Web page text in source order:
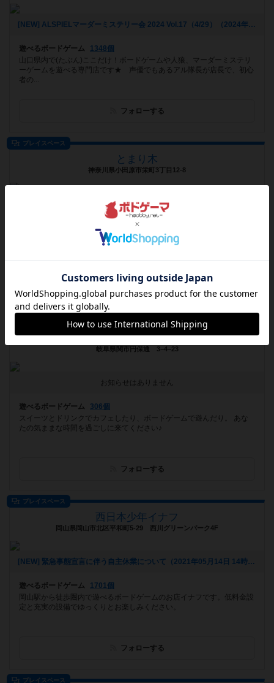
[NEW] ALSPIELマーダーミステリー会 2024 Vol.17（4/29）（2024年04月01日 19時47分）
遊べるボードゲーム
1348個
山口県内で(たぶん)ここだけ！ボードゲームや人狼、マーダーミステリ
ーゲームを遊べる専門店です★ 声優でもあるアル隊長が店長で、初心
者の...
フォローする
プレイスペース
とまり木
神奈川県小田原市栄町3丁目12-8
1308個
2023年3月に開業しました！小田原駅から徒歩7分。ゲーム数１０００
フォローする
ボードゲームカフェ
カフェとボードゲームMilk &Puzzle
岐阜県関市円保通 3−4−23
お知らせはありません
遊べるボードゲーム
306個
スイーツとドリンクでカフェしたり、ボードゲームで遊んだり。 あな
たの気ままな時間を過ごしに来てください♪
フォローする
プレイスペース
西日本少年イナフ
岡山県岡山市北区平和町5-29 西川グリーンパーク4F
[NEW] 緊急事態宣言に伴う自主休業について（2021年05月14日 14時23分）
遊べるボードゲーム
1701個
岡山駅から徒歩圏内で遊べるボードゲームのお店イナフです。低料金設
定と充実の設備でゆっくりとお楽しみください。
フォローする
プレイスペース